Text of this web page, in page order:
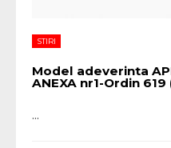
STIRI
Model adeverinta
ANEXA nr1-Ordin 619
...